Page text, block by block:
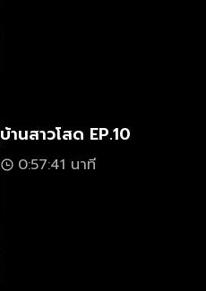
บ้านสาวโสด EP.10
0:57:41 นาที